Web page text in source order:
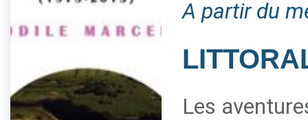
A partir du
Les